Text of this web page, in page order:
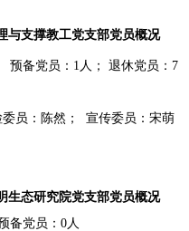
与支撑教工党支部党员概况
预备党员： 1 人； 退休党员： 7
员：陈然； 宣传委员：宋萌
生态研究院党支部党员概况
备党员： 0人